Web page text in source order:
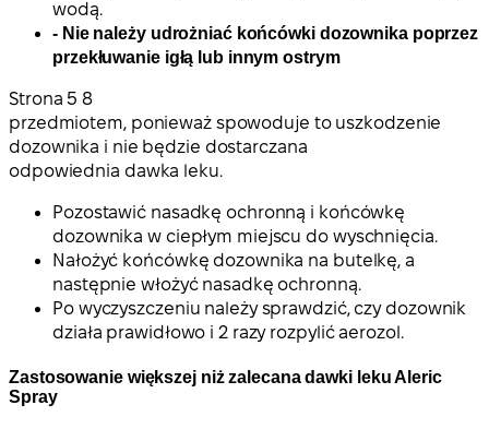
wodą.
- Nie należy udrożniać końcówki dozownika poprzez
przekłuwanie igłą lub innym ostrym
Strona5 8
przedmiotem, ponieważ spowoduje to uszkodzenie
dozownika i nie będzie dostarczana
odpowiednia dawka leku.
Pozostawić nasadkę ochronną i końcówkę
dozownika w ciepłym miejscu do wyschnięcia.
Nałożyć końcówkę dozownika na butelkę, a
następnie włożyć nasadkę ochronną.
Po wyczyszczeniu należy sprawdzić, czy dozownik
działa prawidłowo i 2 razy rozpylić aerozol.
Zastosowanie większej niż zalecana dawki leku Aleric
Spray